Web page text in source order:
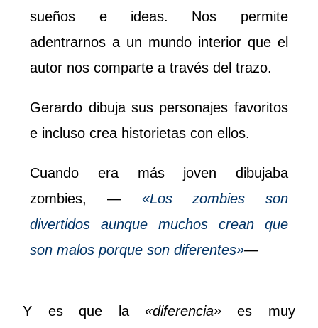
sueños e ideas. Nos permite
adentrarnos a un mundo interior que el
autor nos comparte a través del trazo.
Gerardo dibuja sus personajes favoritos
e incluso crea historietas con ellos.
Cuando era más joven dibujaba
zombies, — «Los zombies son
divertidos aunque muchos crean que
son malos porque son diferentes»—
Y es que la «diferencia»es muy